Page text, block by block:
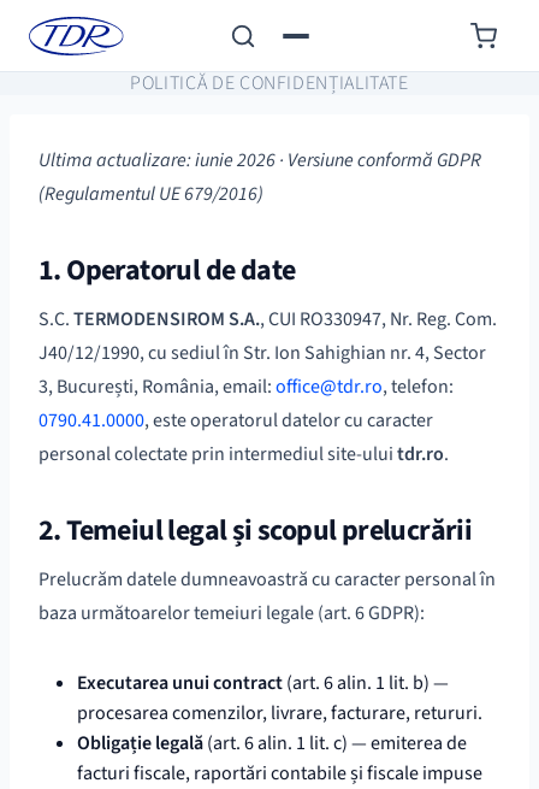
POLITICĂ DE CONFIDENȚIALITATE
Ultima actualizare: iunie 2026 · Versiune conformă GDPR
(Regulamentul UE 679/2016)
1. Operatorul de date
S.C.TERMODENSIROM S.A., CUI RO330947, Nr. Reg. Com.
J40/12/1990, cu sediul în Str. Ion Sahighian nr. 4, Sector
3, București, România, email:office@tdr.ro, telefon:
0790.41.0000, este operatorul datelor cu caracter
personal colectate prin intermediul site-uluitdr.ro.
2. Temeiul legal și scopul prelucrării
Prelucrăm datele dumneavoastră cu caracter personal în
baza următoarelor temeiuri legale (art. 6 GDPR):
Executarea unui contract(art. 6 alin. 1 lit. b) —
procesarea comenzilor, livrare, facturare, retururi.
Obligație legală(art. 6 alin. 1 lit. c) — emiterea de
facturi fiscale, raportări contabile și fiscale impuse